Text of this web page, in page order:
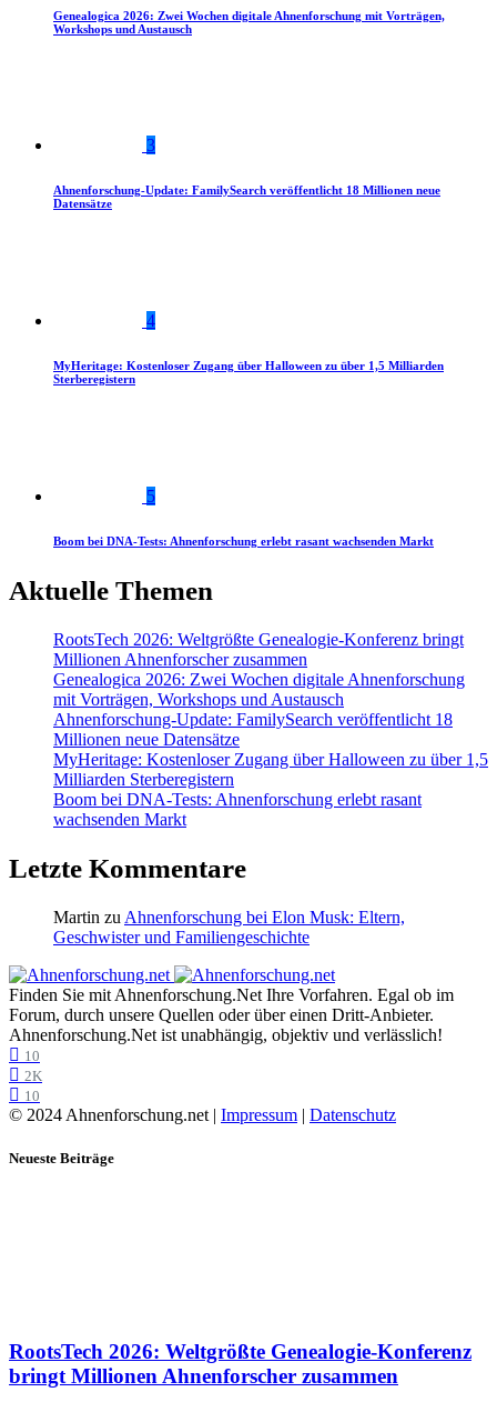
Genealogica 2026: Zwei Wochen digitale Ahnenforschung mit Vorträgen,
Workshops und Austausch
3
Ahnenforschung-Update: FamilySearch veröffentlicht 18 Millionen neue
Datensätze
4
MyHeritage: Kostenloser Zugang über Halloween zu über 1,5 Milliarden
Sterberegistern
5
Boom bei DNA-Tests: Ahnenforschung erlebt rasant wachsenden Markt
Aktuelle Themen
RootsTech 2026: Weltgrößte Genealogie-Konferenz bringt
Millionen Ahnenforscher zusammen
Genealogica 2026: Zwei Wochen digitale Ahnenforschung
mit Vorträgen, Workshops und Austausch
Ahnenforschung-Update: FamilySearch veröffentlicht 18
Millionen neue Datensätze
MyHeritage: Kostenloser Zugang über Halloween zu über 1,5
Milliarden Sterberegistern
Boom bei DNA-Tests: Ahnenforschung erlebt rasant
wachsenden Markt
Letzte Kommentare
Martin zu Ahnenforschung bei Elon Musk: Eltern,
Geschwister und Familiengeschichte
Finden Sie mit Ahnenforschung.Net Ihre Vorfahren. Egal ob im
Forum, durch unsere Quellen oder über einen Dritt-Anbieter.
Ahnenforschung.Net ist unabhängig, objektiv und verlässlich!
10
2K
10
© 2024 Ahnenforschung.net | Impressum | Datenschutz
Neueste Beiträge
RootsTech 2026: Weltgrößte Genealogie-Konferenz
bringt Millionen Ahnenforscher zusammen